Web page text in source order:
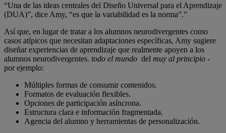
“Una de las ideas centrales del Diseño Universal para el Aprendizaje
(DUA)”, dice Amy, “es que la variabilidad es la norma”.”
Así que, en lugar de tratar a los alumnos neurodivergentes como
casos atípicos que necesitan adaptaciones específicas, Amy sugiere
diseñar experiencias de aprendizaje que realmente apoyen a los
alumnos neurodivergentes. todo el mundo del muy al principio -
por ejemplo:
Múltiples formas de consumir contenidos.
Formatos de evaluación flexibles.
Opciones de participación asíncrona.
Estructura clara e información fragmentada.
Agencia del alumno y herramientas de personalización.